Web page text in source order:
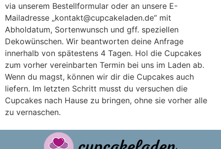
via unserem Bestellformular oder an unsere E-
Mailadresse „kontakt@cupcakeladen.de“ mit
Abholdatum, Sortenwunsch und gff. speziellen
Dekowünschen. Wir beantworten deine Anfrage
innerhalb von spätestens 4 Tagen. Hol die Cupcakes
zum vorher vereinbarten Termin bei uns im Laden ab.
Wenn du magst, können wir dir die Cupcakes auch
liefern. Im letzten Schritt musst du versuchen die
Cupcakes nach Hause zu bringen, ohne sie vorher alle
zu vernaschen.